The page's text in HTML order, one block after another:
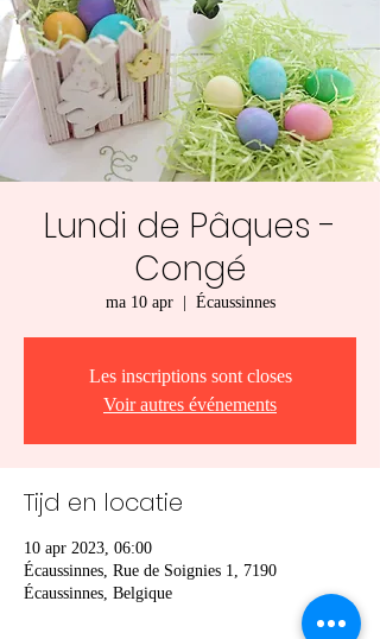
Lundi de Pâques -
Congé
ma 10 apr
  |
Écaussinnes
Les inscriptions sont closes
Voir autres événements
Tijd en locatie
10 apr 2023, 06:00
Écaussinnes, Rue de Soignies 1, 7190
Écaussinnes, Belgique